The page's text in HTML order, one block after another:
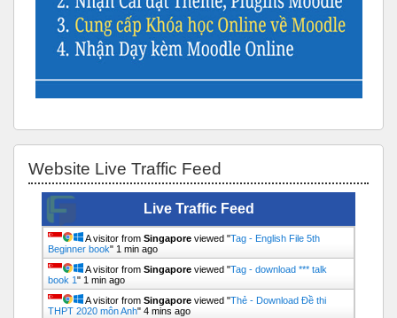
Website Live Traffic Feed
Live Traffic Feed
A visitor from Singapore viewed "Tag - English File 5th
Beginner book" 1 min ago
A visitor from Singapore viewed "Tag - download *** talk
book 1" 1 min ago
A visitor from Singapore viewed "Thẻ - Download Đề thi
THPT 2020 môn Anh" 4 mins ago